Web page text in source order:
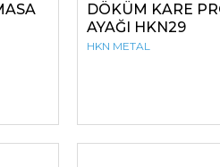
DÖKÜM KARE
AYAĞI HKN29
HKN METAL